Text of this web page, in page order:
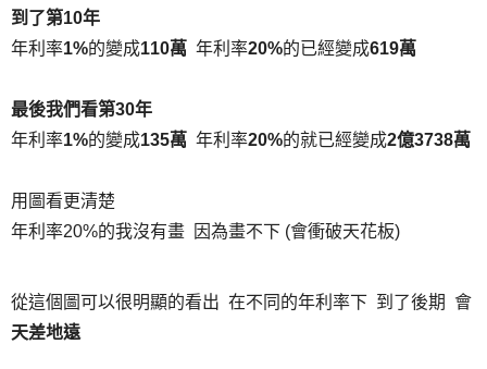
到了第10年
年利率1%的變成110萬 年利率20%的已經變成619萬
最後我們看第30年
年利率1%的變成135萬 年利率20%的就已經變成2億3738萬
用圖看更清楚
年利率20%的我沒有畫 因為畫不下 (會衝破天花板)
從這個圖可以很明顯的看出 在不同的年利率下 到了後期 會
天差地遠